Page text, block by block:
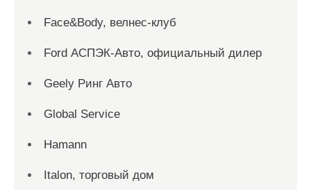
Face&Body, велнес-клуб
Ford АСПЭК-Авто, официальный дилер
Geely Ринг Авто
Global Service
Hamann
Italon, торговый дом